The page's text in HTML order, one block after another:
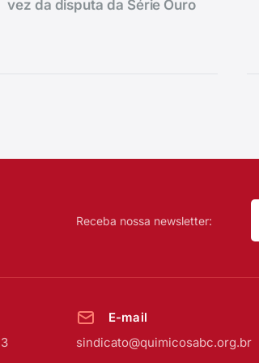
vez da disputa da Série Ouro
Receba nossa newsletter:
E-mail
sindicato@quimicosabc.org.br